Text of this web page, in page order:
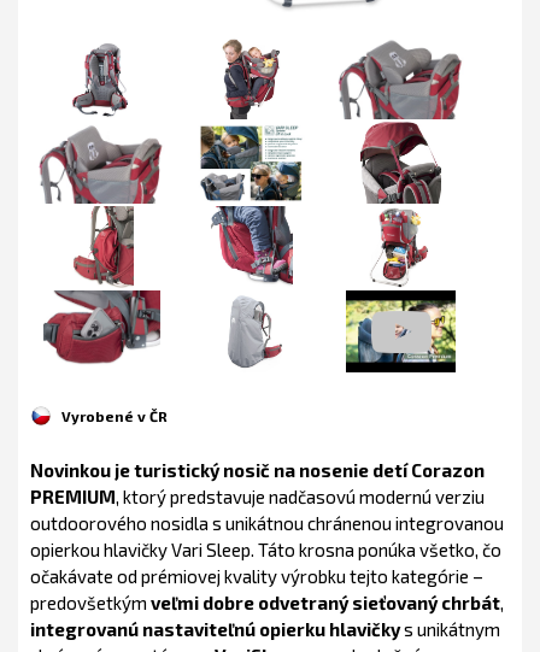
Vyrobené v ČR
Novinkou je turistický nosič na nosenie detí Corazon
PREMIUM, ktorý predstavuje nadčasovú modernú verziu
outdoorového nosidla s unikátnou chránenou integrovanou
opierkou hlavičky Vari Sleep. Táto krosna ponúka všetko, čo
očakávate od prémiovej kvality výrobku tejto kategórie –
predovšetkým veľmi dobre odvetraný sieťovaný chrbát,
integrovanú nastaviteľnú opierku hlavičkys unikátnym